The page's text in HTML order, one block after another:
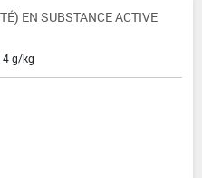
EN SUBSTANCE ACTIVE
4 g/kg